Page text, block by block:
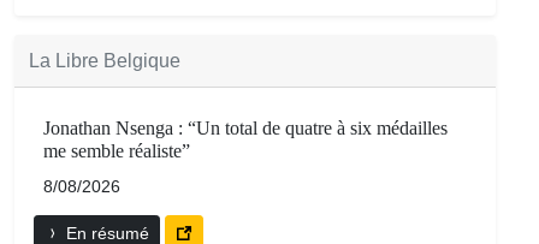
La Libre Belgique
Jonathan Nsenga : “Un total de quatre à six médailles
me semble réaliste”
8/08/2026
En résumé